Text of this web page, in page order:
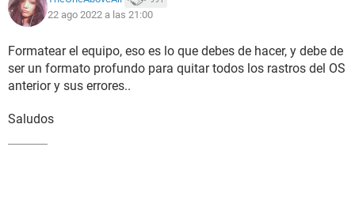
22 ago 2022 a las 21:00
Formatear el equipo, eso es lo que debes de hacer, y debe de
ser un formato profundo para quitar todos los rastros del OS
anterior y sus errores..
Saludos